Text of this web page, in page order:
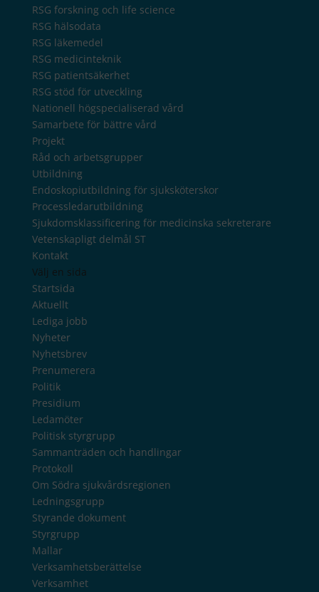
RSG forskning och life science
RSG hälsodata
RSG läkemedel
RSG medicinteknik
RSG patientsäkerhet
RSG stöd för utveckling
Nationell högspecialiserad vård
Samarbete för bättre vård
Projekt
Råd och arbetsgrupper
Utbildning
Endoskopiutbildning för sjuksköterskor
Processledarutbildning
Sjukdomsklassificering för medicinska sekreterare
Vetenskapligt delmål ST
Kontakt
Välj en sida
Startsida
Aktuellt
Lediga jobb
Nyheter
Nyhetsbrev
Prenumerera
Politik
Presidium
Ledamöter
Politisk styrgrupp
Sammanträden och handlingar
Protokoll
Om Södra sjukvårdsregionen
Ledningsgrupp
Styrande dokument
Styrgrupp
Mallar
Verksamhetsberättelse
Verksamhet